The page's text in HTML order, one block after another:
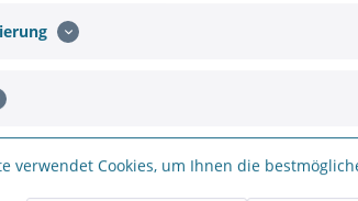
Ton mit 50 – 500 Hz; blaue LED erlischt und
verwendet Cookies, um Ihnen die